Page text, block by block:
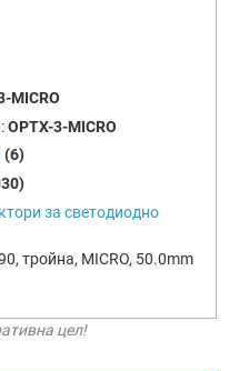
MICRO
OPTX-3-MICRO
(6)
за светодиодно
тройна, MICRO, 50.0mm
цел!